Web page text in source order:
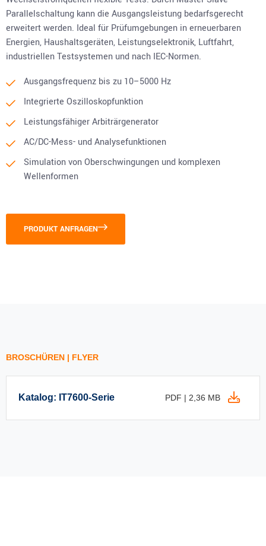
Parallelschaltung kann die Ausgangsleistung bedarfsgerecht
erweitert werden. Ideal für Prüfumgebungen in erneuerbaren
Energien, Haushaltsgeräten, Leistungselektronik, Luftfahrt,
industriellen Testsystemen und nach IEC-Normen.
Ausgangsfrequenz bis zu 10–5000 Hz
Integrierte Oszilloskopfunktion
Leistungsfähiger Arbiträrgenerator
AC/DC-Mess- und Analysefunktionen
Simulation von Oberschwingungen und komplexen
Wellenformen
PRODUKT ANFRAGEN
BROSCHÜREN | FLYER
Katalog: IT7600-Serie PDF | 2,36 MB